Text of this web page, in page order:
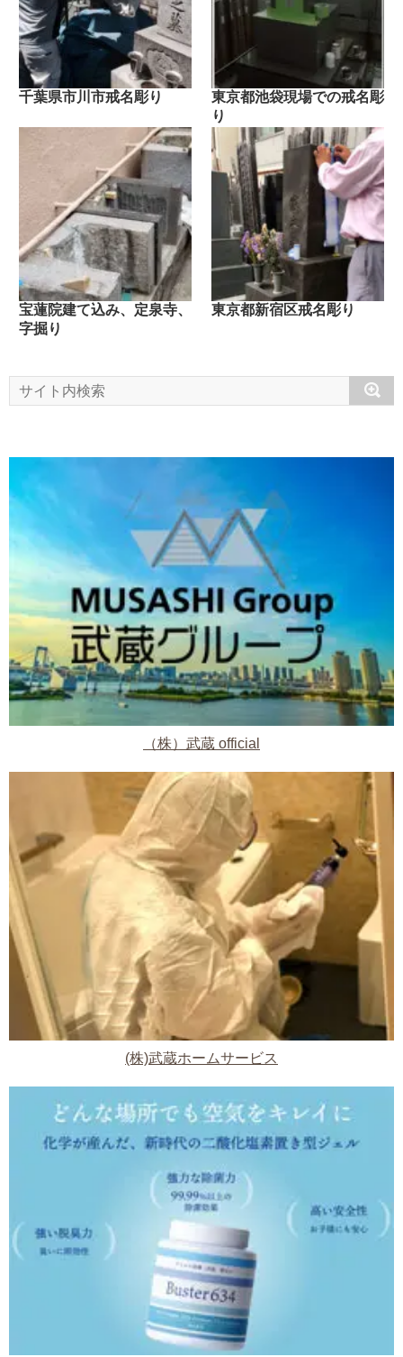
千葉県市川市戒名彫り
東京都池袋現場での戒名彫
り
宝蓮院建て込み、定泉寺、
字掘り
東京都新宿区戒名彫り
（株）武蔵 official
(株)武蔵ホームサービス